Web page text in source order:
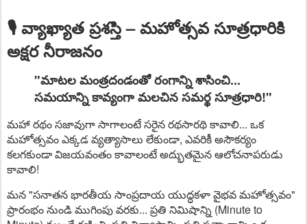
🎙️ వ్యాఖ్యాత ప్రశస్తి – మహోత్సవ సూత్రధారికి
అక్షర నీరాజనం
"మాటల మంత్రదండంతో రంగాన్ని శాసించి...
సమయాన్ని కావ్యంగా మలచిన సమర్థ సూత్రధారి!"
మహా రథం సజావుగా సాగాలంటే సరైన రథసారథి కావాలి... ఒక
మహోత్సవం ఎక్కడ వ్యత్యాసాలు లేకుండా, ఎవరికీ అసౌకర్యం
కలగకుండా విజయవంతం కావాలంటే అద్భుతమైన ఆలోచనాపరుడు
కావాలి!
మన"సనాతన భారతీయ సాంప్రదాయ యుద్ధకళా వైభవ మహోత్సవం"
ప్రారంభం నుండి ముగింపు వరకు... ప్రతి నిమిషాన్ని (Minute to